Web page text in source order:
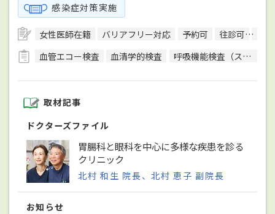
感染症対策実施
女性医師在籍 バリアフリー対応 予約可 往診可
血管エコー検査
血清学的検査 呼吸機能検査（スパイロメトリー）
取材記事
ドクターズファイル
胃腸科と眼科を中心に多様な疾患を診る
クリニック
北村 和生 院長、北村 恵子 副院長
お知らせ